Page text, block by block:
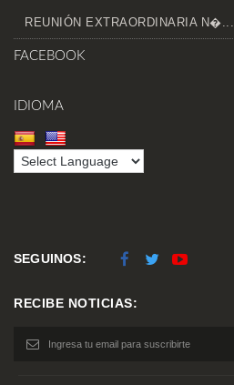
REUNIÓN EXTRAORDINARIA N�...
FACEBOOK
IDIOMA
SEGUINOS:
RECIBE NOTICIAS: